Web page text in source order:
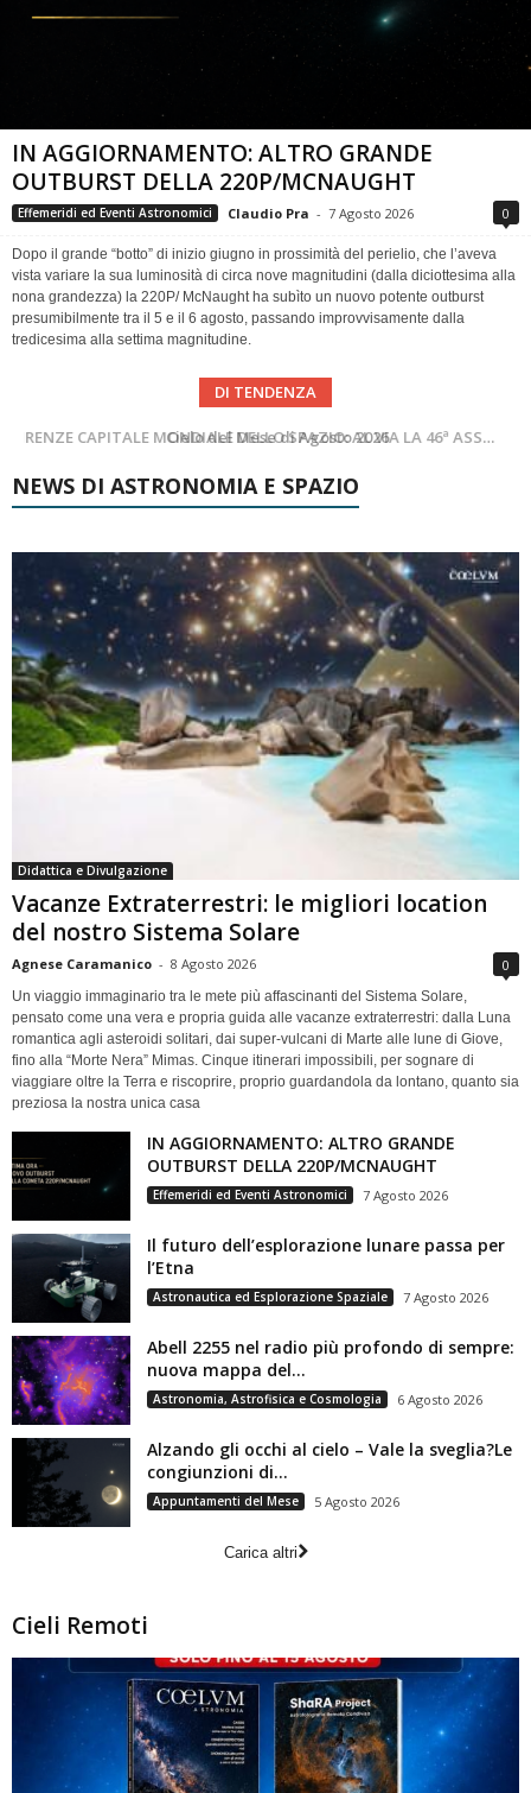
IN AGGIORNAMENTO: ALTRO GRANDE
OUTBURST DELLA 220P/MCNAUGHT
Effemeridi ed Eventi Astronomici Claudio Pra - 7 Agosto 2026 0
Dopo il grande “botto” di inizio giugno in prossimità del perielio, che l’aveva
vista variare la sua luminosità di circa nove magnitudini (dalla diciottesima alla
nona grandezza) la 220P/ McNaught ha subìto un nuovo potente outburst
presumibilmente tra il 5 e il 6 agosto, passando improvvisamente dalla
tredicesima alla settima magnitudine.
DI TENDENZA
Cielo del Mese di Agosto 2026
SUPERNOVAE aggiornamenti del mese – Agosto 2026
NEWS DI ASTRONOMIA E SPAZIO
Didattica e Divulgazione
Vacanze Extraterrestri: le migliori location
del nostro Sistema Solare
Agnese Caramanico - 8 Agosto 2026 0
Un viaggio immaginario tra le mete più affascinanti del Sistema Solare,
pensato come una vera e propria guida alle vacanze extraterrestri: dalla Luna
romantica agli asteroidi solitari, dai super-vulcani di Marte alle lune di Giove,
fino alla “Morte Nera” Mimas. Cinque itinerari impossibili, per sognare di
viaggiare oltre la Terra e riscoprire, proprio guardandola da lontano, quanto sia
preziosa la nostra unica casa
IN AGGIORNAMENTO: ALTRO GRANDE
OUTBURST DELLA 220P/MCNAUGHT
Effemeridi ed Eventi Astronomici 7 Agosto 2026
Il futuro dell’esplorazione lunare passa per
l’Etna
Astronautica ed Esplorazione Spaziale 7 Agosto 2026
Abell 2255 nel radio più profondo di sempre:
nuova mappa del...
Astronomia, Astrofisica e Cosmologia 6 Agosto 2026
Alzando gli occhi al cielo – Vale la sveglia?Le
congiunzioni di...
Appuntamenti del Mese 5 Agosto 2026
Carica altri
Cieli Remoti